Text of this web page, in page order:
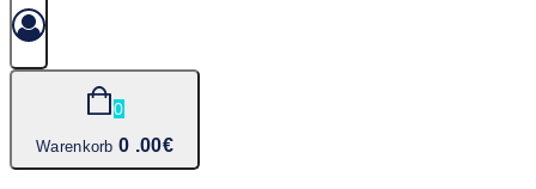
0
Warenkorb 0 .00€